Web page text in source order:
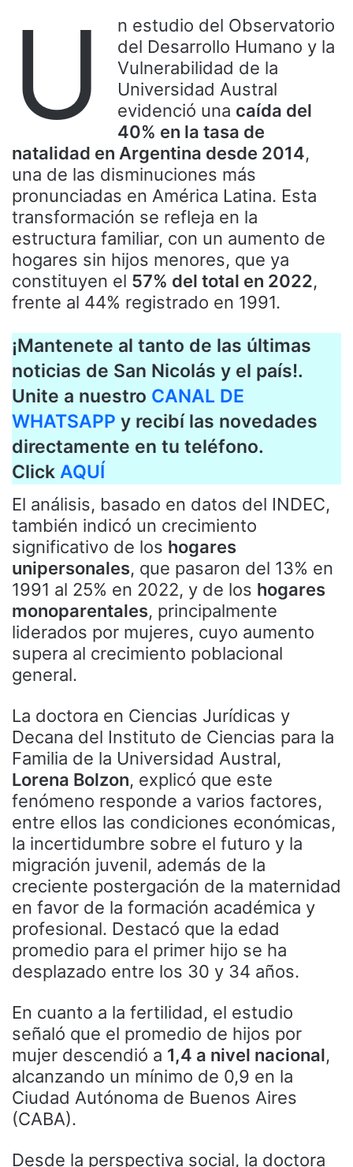
U
n estudio del Observatorio
del Desarrollo Humano y la
Vulnerabilidad de la
Universidad Austral
evidenció una caída del
40% en la tasa de
natalidad en Argentina desde 2014,
una de las disminuciones más
pronunciadas en América Latina. Esta
transformación se refleja en la
estructura familiar, con un aumento de
hogares sin hijos menores, que ya
constituyen el 57% del total en 2022,
frente al 44% registrado en 1991.
¡Mantenete al tanto de las últimas
noticias de San Nicolás y el país!.
Unite a nuestro CANAL DE
WHATSAPP y recibí las novedades
directamente en tu teléfono.
Click AQUÍ
El análisis, basado en datos del INDEC,
también indicó un crecimiento
significativo de los hogares
unipersonales, que pasaron del 13% en
1991 al 25% en 2022, y de los hogares
monoparentales, principalmente
liderados por mujeres, cuyo aumento
supera al crecimiento poblacional
general.
La doctora en Ciencias Jurídicas y
Decana del Instituto de Ciencias para la
Familia de la Universidad Austral,
Lorena Bolzon, explicó que este
fenómeno responde a varios factores,
entre ellos las condiciones económicas,
la incertidumbre sobre el futuro y la
migración juvenil, además de la
creciente postergación de la maternidad
en favor de la formación académica y
profesional. Destacó que la edad
promedio para el primer hijo se ha
desplazado entre los 30 y 34 años.
En cuanto a la fertilidad, el estudio
señaló que el promedio de hijos por
mujer descendió a 1,4 a nivel nacional,
alcanzando un mínimo de 0,9 en la
Ciudad Autónoma de Buenos Aires
(CABA).
Desde la perspectiva social, la doctora